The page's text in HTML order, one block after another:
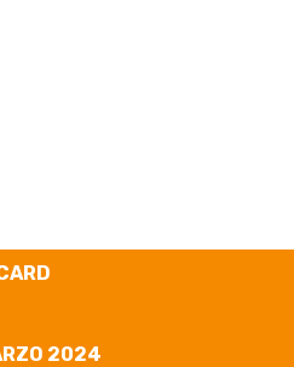
2024